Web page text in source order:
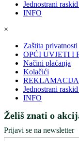
Jednostrani
INFO
×
Zaštita privatnosti
OPĆI UVJETI I
Načini plaćanja
Kolačići
REKLAMACIJA
Jednostrani
INFO
Želiš znati o
Prijavi se na newsletter